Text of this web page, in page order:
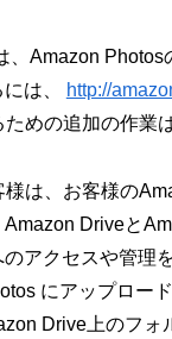
Amazon
は、
http://
めの追加の作業
は、お客様の
Driveと
アクセスや管理
にアップロー
Drive上のフォ